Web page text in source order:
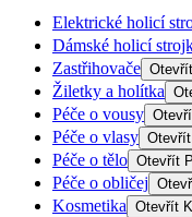
Elektrické holicí
Dámské holicí
Zastřihovače Otevřít
Žiletky a holítka
Péče o vousy
Péče o vlasy Otevřít
Péče o tělo Otevřít
Péče o obličej
Kosmetika Otevřít